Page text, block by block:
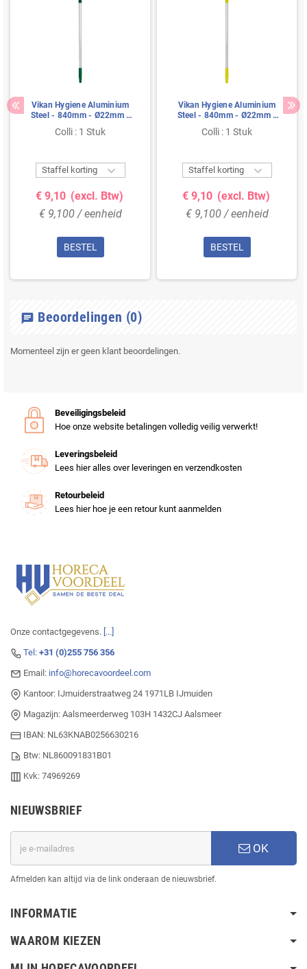
Vikan Hygiene Aluminium
Steel - 840mm - Ø22mm -
Groen - met Schroefdraad
Colli : 1 Stuk
Staffel korting 
€ 9,10 (excl. Btw)
€ 9,100 / eenheid
BESTEL
Vikan Hygiene Aluminium
Steel - 840mm - Ø22mm -
Geel - met Schroefdraad
Colli : 1 Stuk
Staffel korting 
€ 9,10 (excl. Btw)
€ 9,100 / eenheid
BESTEL
chat Beoordelingen (0)
Momenteel zijn er geen klant beoordelingen.
Beveiligingsbeleid
Hoe onze website betalingen volledig veilig verwerkt!
Leveringsbeleid
Lees hier alles over leveringen en verzendkosten
Retourbeleid
Lees hier hoe je een retour kunt aanmelden
Onze contactgegevens. [...]
Tel: +31 (0)255 756 356
Email: info@horecavoordeel.com
Kantoor: IJmuiderstraatweg 24 1971LB IJmuiden
Magazijn: Aalsmeerderweg 103H 1432CJ Aalsmeer
IBAN: NL63KNAB0256630216
Btw: NL860091831B01
Kvk: 74969269
NIEUWSBRIEF
OK
Afmelden kan altijd via de link onderaan de nieuwsbrief.
INFORMATIE
WAAROM KIEZEN